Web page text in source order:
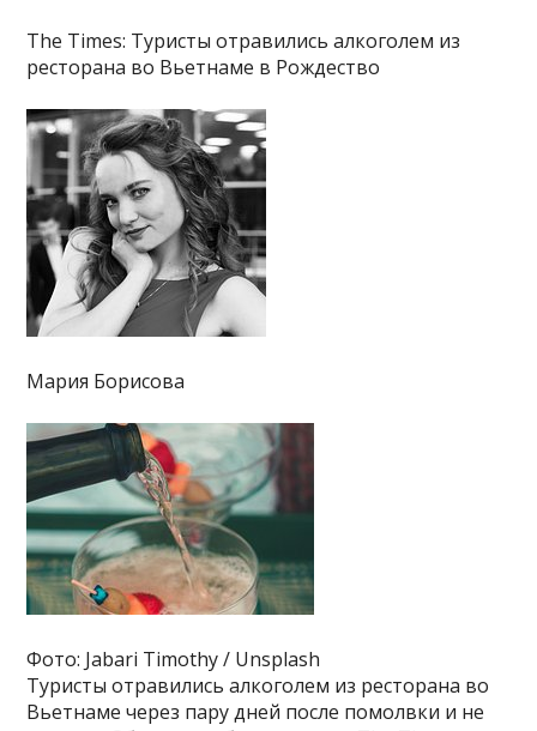
The Times: Туристы отравились алкоголем из
ресторана во Вьетнаме в Рождество
Мария Борисова
Фото: Jabari Timothy / Unsplash
Туристы отравились алкоголем из ресторана во
Вьетнаме через пару дней после помолвки и не